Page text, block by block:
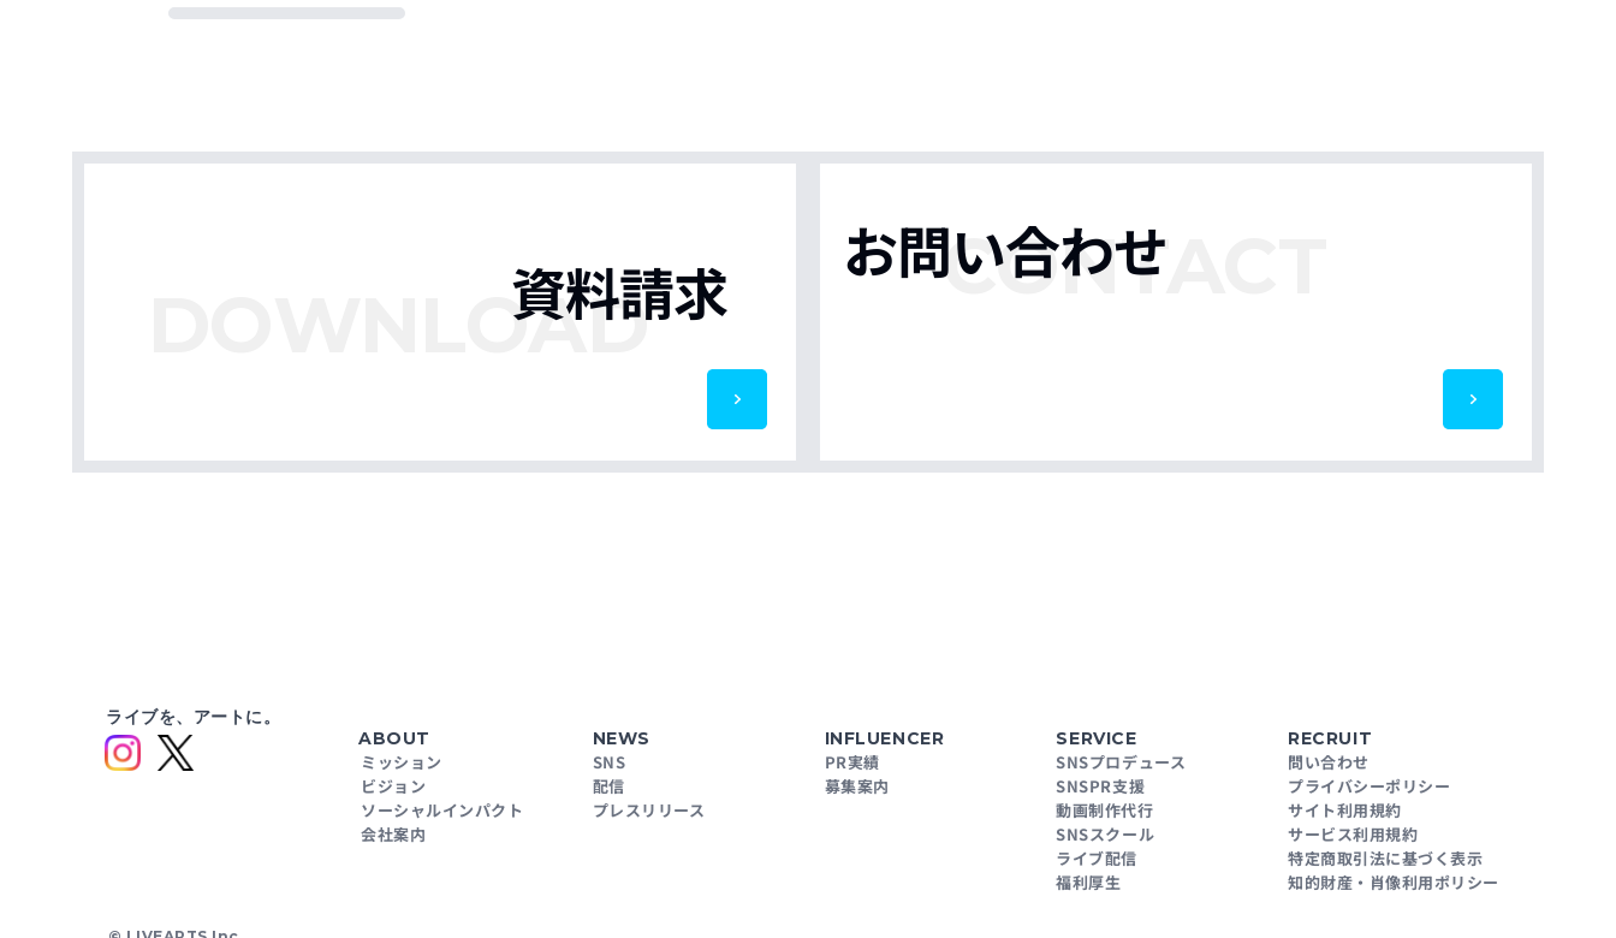
DOWNLOAD
資料請求 CONTACT
お問い合わせ
ライブを、アートに。
ABOUT
ミッション
ビジョン
ソーシャルインパクト
会社案内
NEWS
SNS
配信
プレスリリース
INFLUENCER
PR実績
募集案内
SERVICE
SNSプロデュース
SNSPR支援
動画制作代行
SNSスクール
ライブ配信
福利厚生
RECRUIT
問い合わせ
プライバシーポリシー
サイト利用規約
サービス利用規約
特定商取引法に基づく表示
知的財産・肖像利用ポリシー